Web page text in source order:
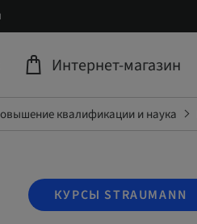
Интернет-магазин
квалификации и наука
КУРСЫ STRAUMANN